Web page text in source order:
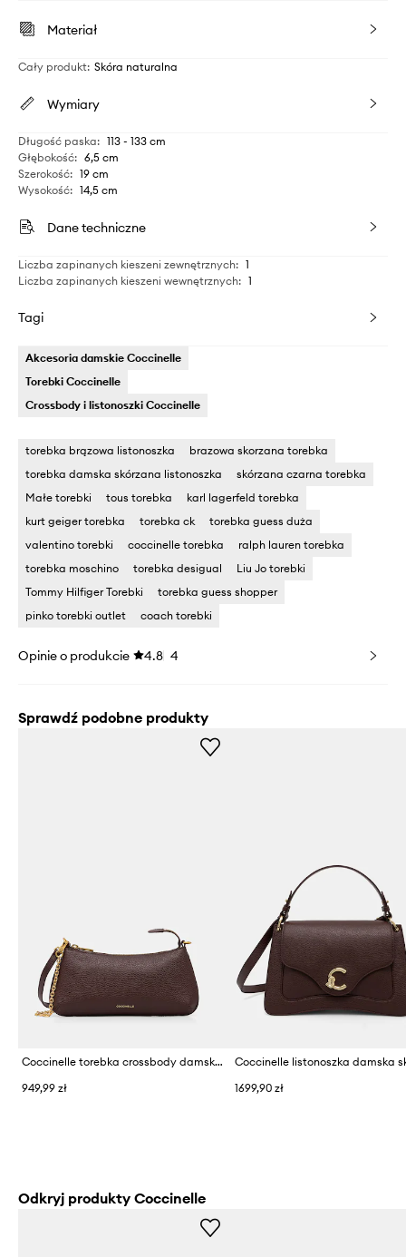
Materiał
Cały produkt: Skóra naturalna
Wymiary
Długość paska: 113 - 133 cm
Głębokość: 6,5 cm
Szerokość: 19 cm
Wysokość: 14,5 cm
Dane techniczne
Liczba zapinanych kieszeni zewnętrznych: 1
Liczba zapinanych kieszeni wewnętrznych: 1
Tagi
Akcesoria damskie Coccinelle
Torebki Coccinelle
Crossbody i listonoszki Coccinelle
torebka brązowa listonoszka
brazowa skorzana torebka
torebka damska skórzana listonoszka
skórzana czarna torebka
Małe torebki
tous torebka
karl lagerfeld torebka
kurt geiger torebka
torebka ck
torebka guess duża
valentino torebki
coccinelle torebka
ralph lauren torebka
torebka moschino
torebka desigual
Liu Jo torebki
Tommy Hilfiger Torebki
torebka guess shopper
pinko torebki outlet
coach torebki
Opinie o produkcie 4.8 4
Sprawdź podobne produkty
Coccinelle torebka crossbody damska skórzana
949,99 zł
1699,90 zł
Odkryj produkty Coccinelle